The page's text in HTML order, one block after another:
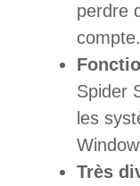
perdre
compte.
Spider
les
Très